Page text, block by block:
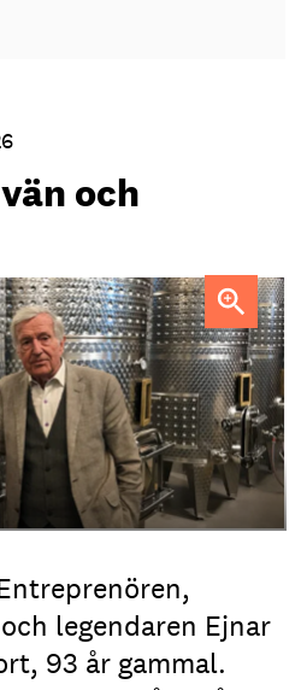
och
kraft i den svenska
legendaren Ejnar
93 år gammal.